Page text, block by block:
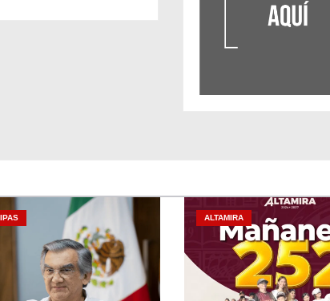
ALTAMIRA